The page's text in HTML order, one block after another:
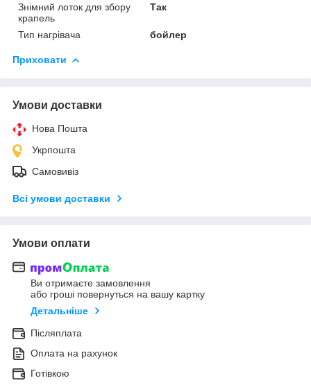
Знімний лоток для збору
крапель
Так
Тип нагрівача бойлер
Приховати
Умови доставки
Нова Пошта
Укрпошта
Самовивіз
Всі умови доставки
Умови оплати
Ви отримаєте замовлення
або гроші повернуться на вашу картку
Детальніше
Післяплата
Оплата на рахунок
Готівкою